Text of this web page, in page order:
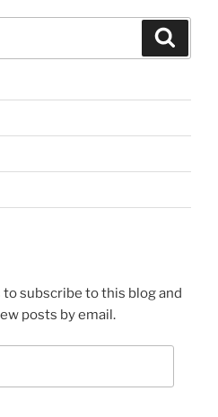
subscribe to this blog and
posts by email.